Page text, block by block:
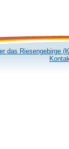
das Riesengebirge